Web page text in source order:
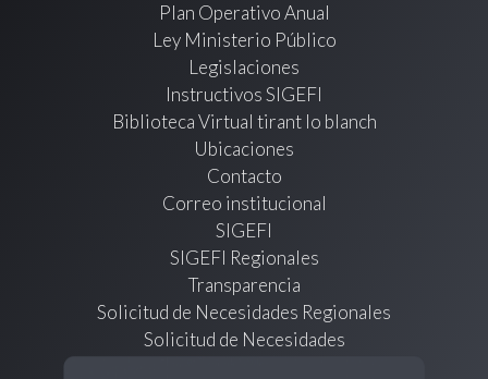
Plan Operativo Anual
Ley Ministerio Público
Legislaciones
Instructivos SIGEFI
Biblioteca Virtual tirant lo blanch
Ubicaciones
Contacto
Correo institucional
SIGEFI
SIGEFI Regionales
Transparencia
Solicitud de Necesidades Regionales
Solicitud de Necesidades